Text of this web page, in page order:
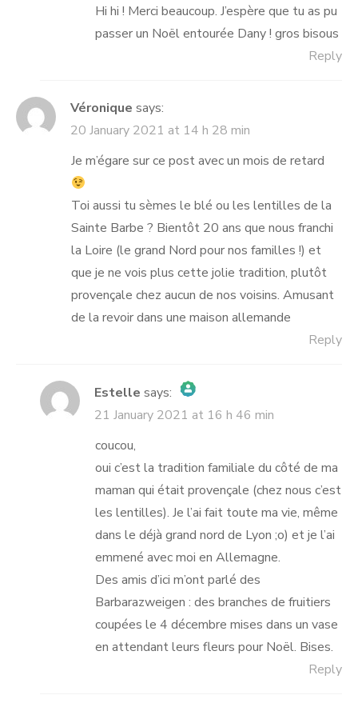
Anti-Spam by CleanTalk
Hi hi ! Merci beaucoup. J’espère que tu as pu
passer un Noël entourée Dany ! gros bisous
Reply
Véronique says:
20 January 2021 at 14 h 28 min
Je m’égare sur ce post avec un mois de retard
Toi aussi tu sèmes le blé ou les lentilles de la
Sainte Barbe ? Bientôt 20 ans que nous franchi
la Loire (le grand Nord pour nos familles !) et
que je ne vois plus cette jolie tradition, plutôt
provençale chez aucun de nos voisins. Amusant
de la revoir dans une maison allemande
Reply
Estelle says:
The Real Person Badge!
Anti-Spam by CleanTalk
21 January 2021 at 16 h 46 min
coucou,
oui c’est la tradition familiale du côté de ma
maman qui était provençale (chez nous c’est
les lentilles). Je l’ai fait toute ma vie, même
dans le déjà grand nord de Lyon ;o) et je l’ai
emmené avec moi en Allemagne.
Des amis d’ici m’ont parlé des
Barbarazweigen : des branches de fruitiers
coupées le 4 décembre mises dans un vase
en attendant leurs fleurs pour Noël. Bises.
Reply